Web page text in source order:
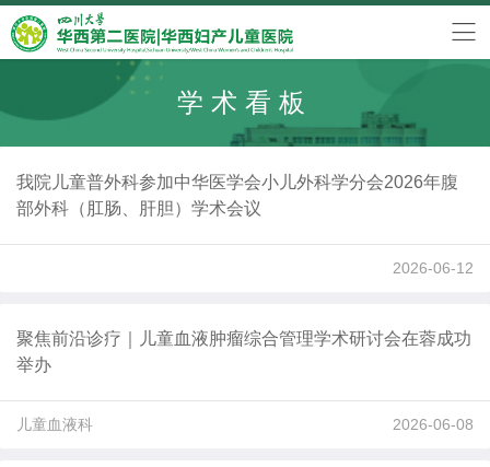
学术看板
我院儿童普外科参加中华医学会小儿外科学分会2026年腹
部外科（肛肠、肝胆）学术会议
2026-06-12
聚焦前沿诊疗｜儿童血液肿瘤综合管理学术研讨会在蓉成功
举办
儿童血液科 2026-06-08